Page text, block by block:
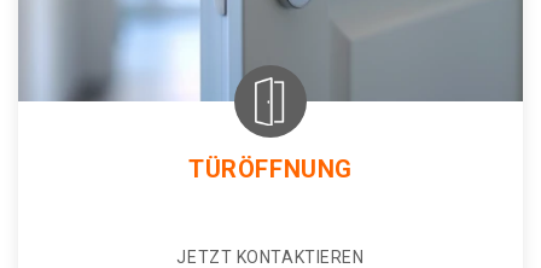
TÜRÖFFNUNG
JETZT KONTAKTIEREN